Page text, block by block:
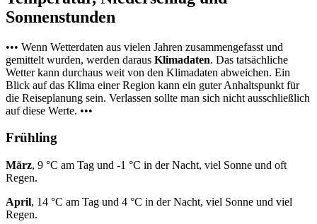
Sonnenstunden
••• Wenn Wetterdaten aus vielen Jahren zusammengefasst und
gemittelt wurden, werden daraus Klimadaten. Das tatsächliche
Wetter kann durchaus weit von den Klimadaten abweichen. Ein
Blick auf das Klima einer Region kann ein guter Anhaltspunkt für
die Reiseplanung sein. Verlassen sollte man sich nicht ausschließlich
auf diese Werte. •••
Frühling
März, 9 °C am Tag und -1 °C in der Nacht, viel Sonne und oft
Regen.
April, 14 °C am Tag und 4 °C in der Nacht, viel Sonne und viel
Regen.